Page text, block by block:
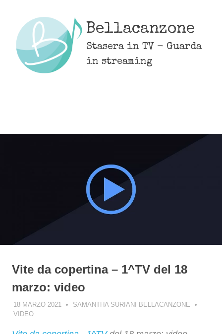
content
Bellacanzone
Stasera in TV - Guarda
in streaming
Vite da copertina – 1^TV del 18
marzo: video
18 MARZO 2021
SAMANTHA SURIANI BELLACANZONE
VIDEO